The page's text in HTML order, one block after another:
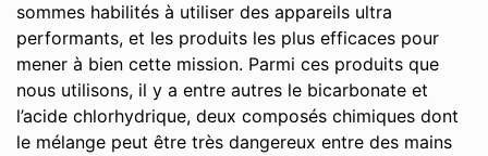
sommes habilités à utiliser des appareils ultra
performants, et les produits les plus efficaces pour
mener à bien cette mission. Parmi ces produits que
nous utilisons, il y a entre autres le bicarbonate et
l’acide chlorhydrique, deux composés chimiques dont
le mélange peut être très dangereux entre des mains